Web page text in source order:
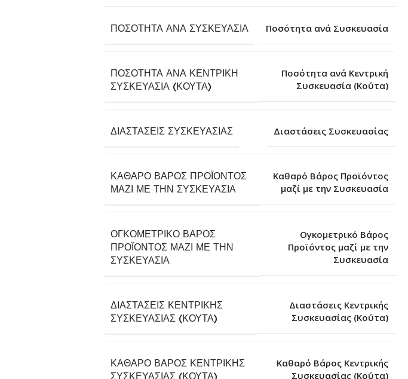
ΠΟΣΌΤΗΤΑ ΑΝΆ ΣΥΣΚΕΥΑΣΊΑ Ποσότητα ανά Συσκευασία
ΠΟΣΌΤΗΤΑ ΑΝΆ ΚΕΝΤΡΙΚΉ
ΣΥΣΚΕΥΑΣΊΑ (ΚΟΎΤΑ)
Ποσότητα ανά Κεντρική
Συσκευασία (Κούτα)
ΔΙΑΣΤΆΣΕΙΣ ΣΥΣΚΕΥΑΣΊΑΣ Διαστάσεις Συσκευασίας
ΚΑΘΑΡΌ ΒΆΡΟΣ ΠΡΟΪΌΝΤΟΣ
ΜΑΖΊ ΜΕ ΤΗΝ ΣΥΣΚΕΥΑΣΊΑ
Καθαρό Βάρος Προϊόντος
μαζί με την Συσκευασία
ΟΓΚΟΜΕΤΡΙΚΌ ΒΆΡΟΣ
ΠΡΟΪΌΝΤΟΣ ΜΑΖΊ ΜΕ ΤΗΝ
ΣΥΣΚΕΥΑΣΊΑ
Ογκομετρικό Βάρος
Προϊόντος μαζί με την
Συσκευασία
ΔΙΑΣΤΆΣΕΙΣ ΚΕΝΤΡΙΚΉΣ
ΣΥΣΚΕΥΑΣΊΑΣ (ΚΟΎΤΑ)
Διαστάσεις Κεντρικής
Συσκευασίας (Κούτα)
ΚΑΘΑΡΌ ΒΆΡΟΣ ΚΕΝΤΡΙΚΉΣ
ΣΥΣΚΕΥΑΣΊΑΣ (ΚΟΎΤΑ)
Καθαρό Βάρος Κεντρικής
Συσκευασίας (Κούτα)